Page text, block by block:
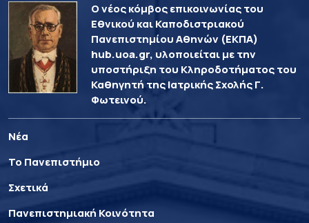
Ο νέος κόμβος επικοινωνίας του
Εθνικού και Καποδιστριακού
Πανεπιστημίου Αθηνών (ΕΚΠΑ)
hub.uoa.gr, υλοποιείται με την
υποστήριξη του Κληροδοτήματος του
Καθηγητή της Ιατρικής Σχολής Γ.
Φωτεινού.
Νέα
Το Πανεπιστήμιο
Σχετικά
Πανεπιστημιακή Κοινότητα